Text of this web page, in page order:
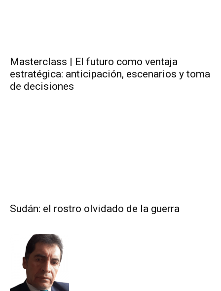
Masterclass | El futuro como ventaja
estratégica: anticipación, escenarios y toma
de decisiones
Sudán: el rostro olvidado de la guerra